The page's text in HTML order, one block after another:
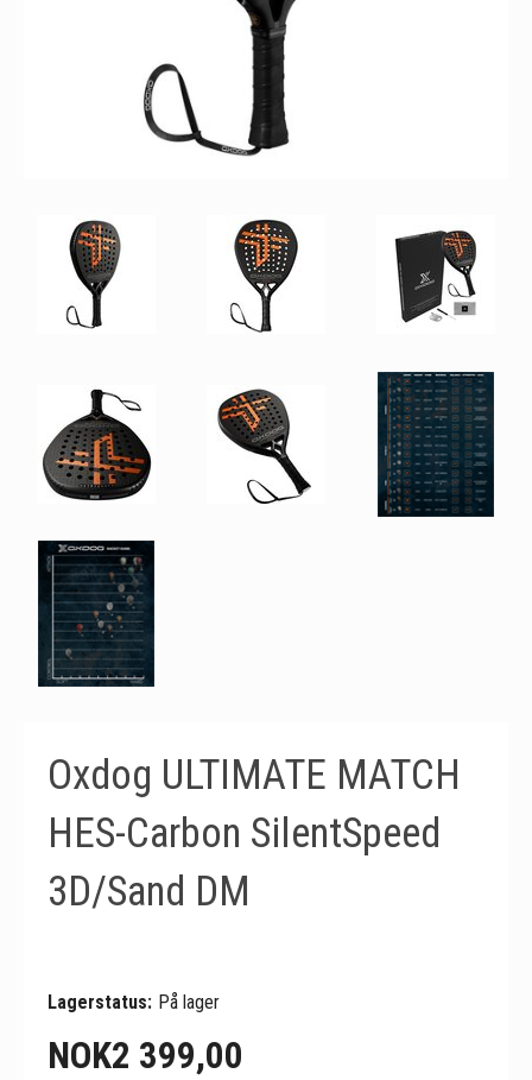
Oxdog ULTIMATE MATCH
HES-Carbon SilentSpeed
3D/Sand DM
Lagerstatus: På lager
NOK2 399,00